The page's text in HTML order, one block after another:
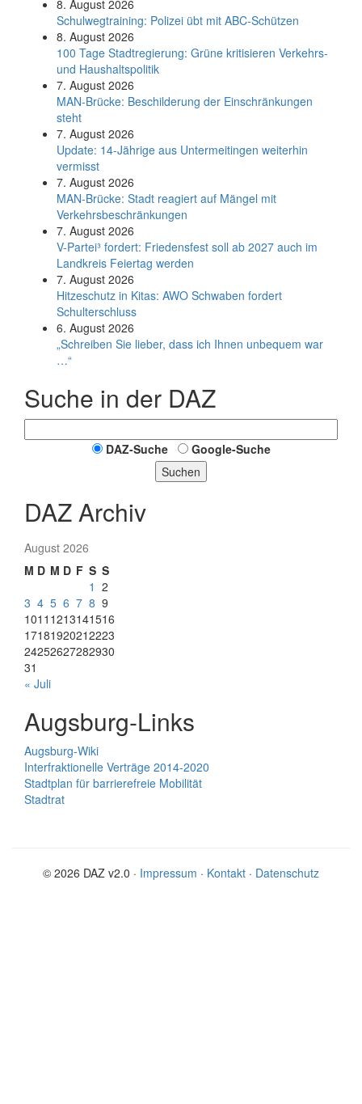
8. August 2026
Schul­weg­trai­ning: Poli­zei übt mit ABC-Schüt­zen
8. August 2026
100 Tage Stadtregierung: Grüne kritisieren Verkehrs-
und Haushaltspolitik
7. August 2026
MAN-Brücke: Beschilderung der Einschränkungen
steht
7. August 2026
Update: 14-Jährige aus Untermeitingen weiterhin
vermisst
7. August 2026
MAN-Brücke: Stadt reagiert auf Mängel mit
Verkehrsbeschränkungen
7. August 2026
V-Partei­³ fordert: Friedens­fest soll ab 2027 auch im
Land­kreis Feier­tag werden
7. August 2026
Hitzeschutz in Kitas: AWO Schwaben fordert
Schulterschluss
6. August 2026
„Schreiben Sie lieber, dass ich Ihnen unbequem war
…“
Suche in der DAZ
DAZ-Suche
Google-Suche
Suchen
DAZ Archiv
August 2026
M D M D F S S
1 2
3 4 5 6 7 8 9
1011 1213141516
17181920212223
24252627282930
31
« Juli
Augsburg-Links
Augsburg-Wiki
Interfraktionelle Verträge 2014-2020
Stadtplan für barrierefreie Mobilität
Stadtrat
© 2026 DAZ v2.0 · Impressum · Kontakt · Datenschutz